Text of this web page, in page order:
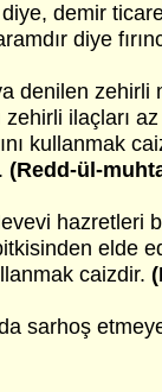
demir
diye
denilen zehirli
zehirli ilaçları
kullanmak
(Redd-ül-
hazretleri
elde
caizdir.
sarhoş